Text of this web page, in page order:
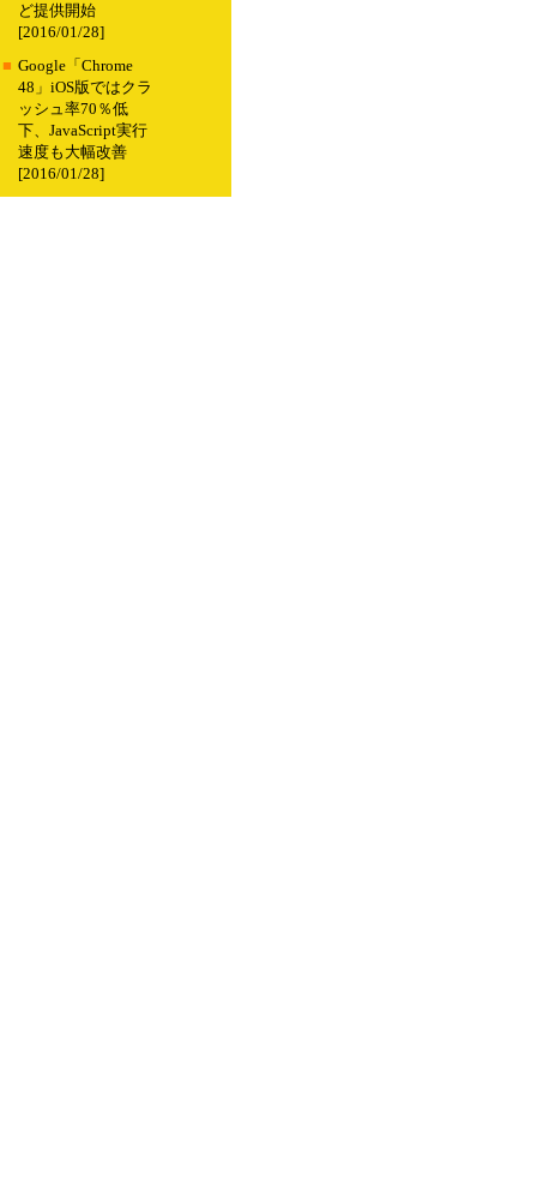
ど提供開始
[2016/01/28]
■ Google「Chrome
48」iOS版ではクラ
ッシュ率70％低
下、JavaScript実行
速度も大幅改善
[2016/01/28]